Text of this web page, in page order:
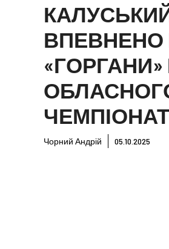
КАЛУСЬКИЙ
ВПЕВНЕНО
«ГОРГАНИ»
Чорний Андрій 05.10.2025